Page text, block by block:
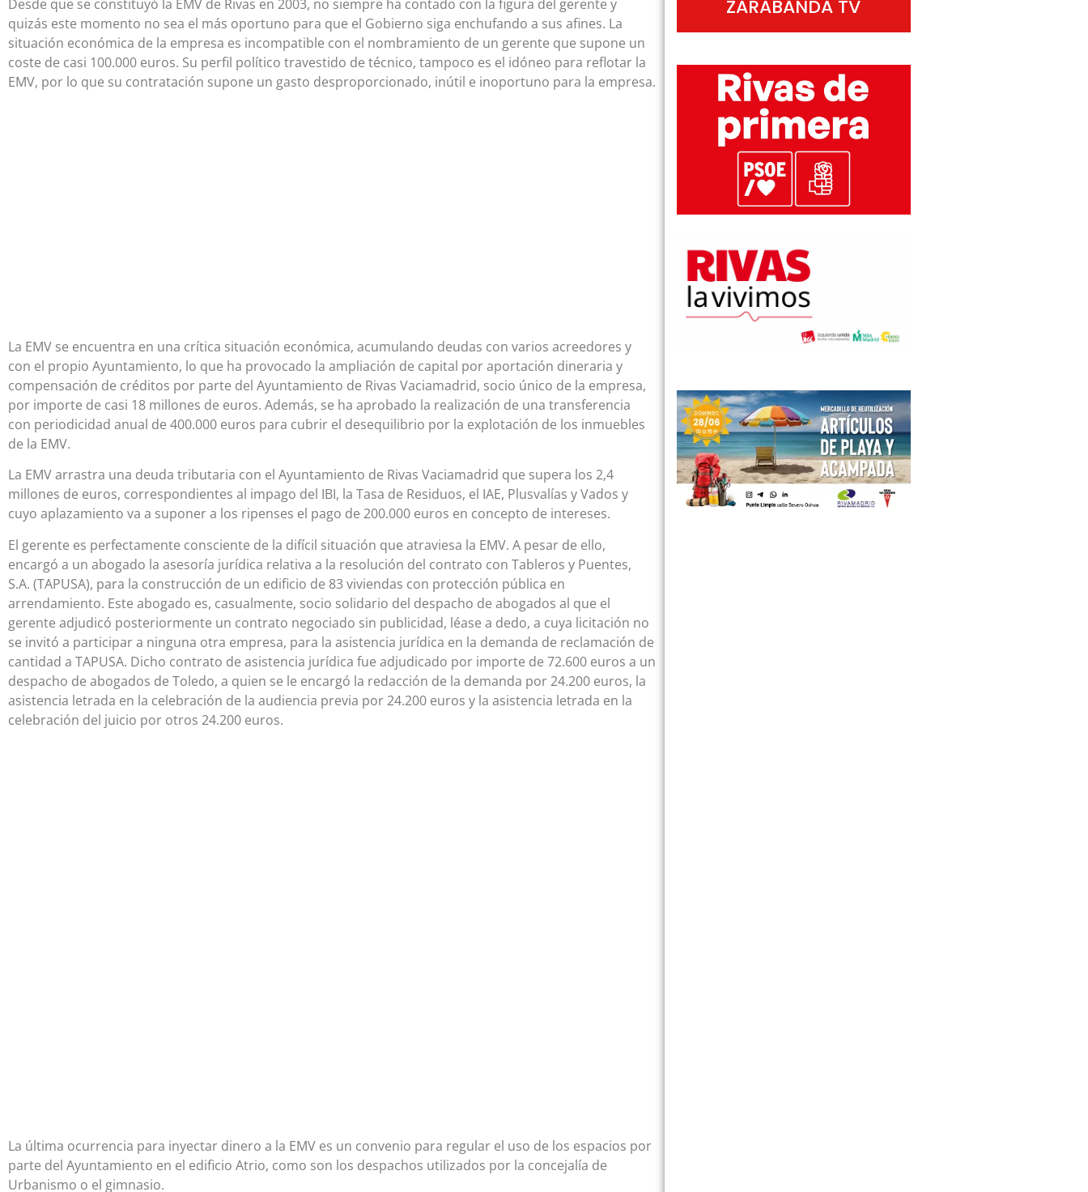
Desde que se constituyó la EMV de Rivas en 2003, no siempre ha contado con la figura del gerente y
quizás este momento no sea el más oportuno para que el Gobierno siga enchufando a sus afines. La
situación económica de la empresa es incompatible con el nombramiento de un gerente que supone un
coste de casi 100.000 euros. Su perfil político travestido de técnico, tampoco es el idóneo para reflotar la
EMV, por lo que su contratación supone un gasto desproporcionado, inútil e inoportuno para la empresa.
La EMV se encuentra en una crítica situación económica, acumulando deudas con varios acreedores y
con el propio Ayuntamiento, lo que ha provocado la ampliación de capital por aportación dineraria y
compensación de créditos por parte del Ayuntamiento de Rivas Vaciamadrid, socio único de la empresa,
por importe de casi 18 millones de euros. Además, se ha aprobado la realización de una transferencia
con periodicidad anual de 400.000 euros para cubrir el desequilibrio por la explotación de los inmuebles
de la EMV.
La EMV arrastra una deuda tributaria con el Ayuntamiento de Rivas Vaciamadrid que supera los 2,4
millones de euros, correspondientes al impago del IBI, la Tasa de Residuos, el IAE, Plusvalías y Vados y
cuyo aplazamiento va a suponer a los ripenses el pago de 200.000 euros en concepto de intereses.
El gerente es perfectamente consciente de la difícil situación que atraviesa la EMV. A pesar de ello,
encargó a un abogado la asesoría jurídica relativa a la resolución del contrato con Tableros y Puentes,
S.A. (TAPUSA), para la construcción de un edificio de 83 viviendas con protección pública en
arrendamiento. Este abogado es, casualmente, socio solidario del despacho de abogados al que el
gerente adjudicó posteriormente un contrato negociado sin publicidad, léase a dedo, a cuya licitación no
se invitó a participar a ninguna otra empresa, para la asistencia jurídica en la demanda de reclamación de
cantidad a TAPUSA. Dicho contrato de asistencia jurídica fue adjudicado por importe de 72.600 euros a un
despacho de abogados de Toledo, a quien se le encargó la redacción de la demanda por 24.200 euros, la
asistencia letrada en la celebración de la audiencia previa por 24.200 euros y la asistencia letrada en la
celebración del juicio por otros 24.200 euros.
La última ocurrencia para inyectar dinero a la EMV es un convenio para regular el uso de los espacios por
parte del Ayuntamiento en el edificio Atrio, como son los despachos utilizados por la concejalía de
Urbanismo o el gimnasio.
ZARABANDA TV